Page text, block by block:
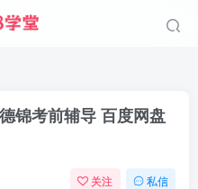
锦考前辅导 百度网盘
关注 私信